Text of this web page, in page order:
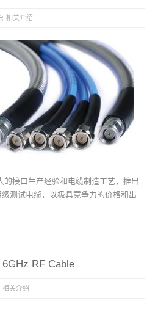
相关介绍
的接口生产经验和电缆制造工艺，推出
测试电缆，以极具竞争力的价格和出
RF Cable
相关介绍